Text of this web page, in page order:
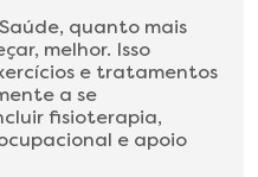
quanto mais
melhor. Isso
e tratamentos
a se
fisioterapia,
e apoio